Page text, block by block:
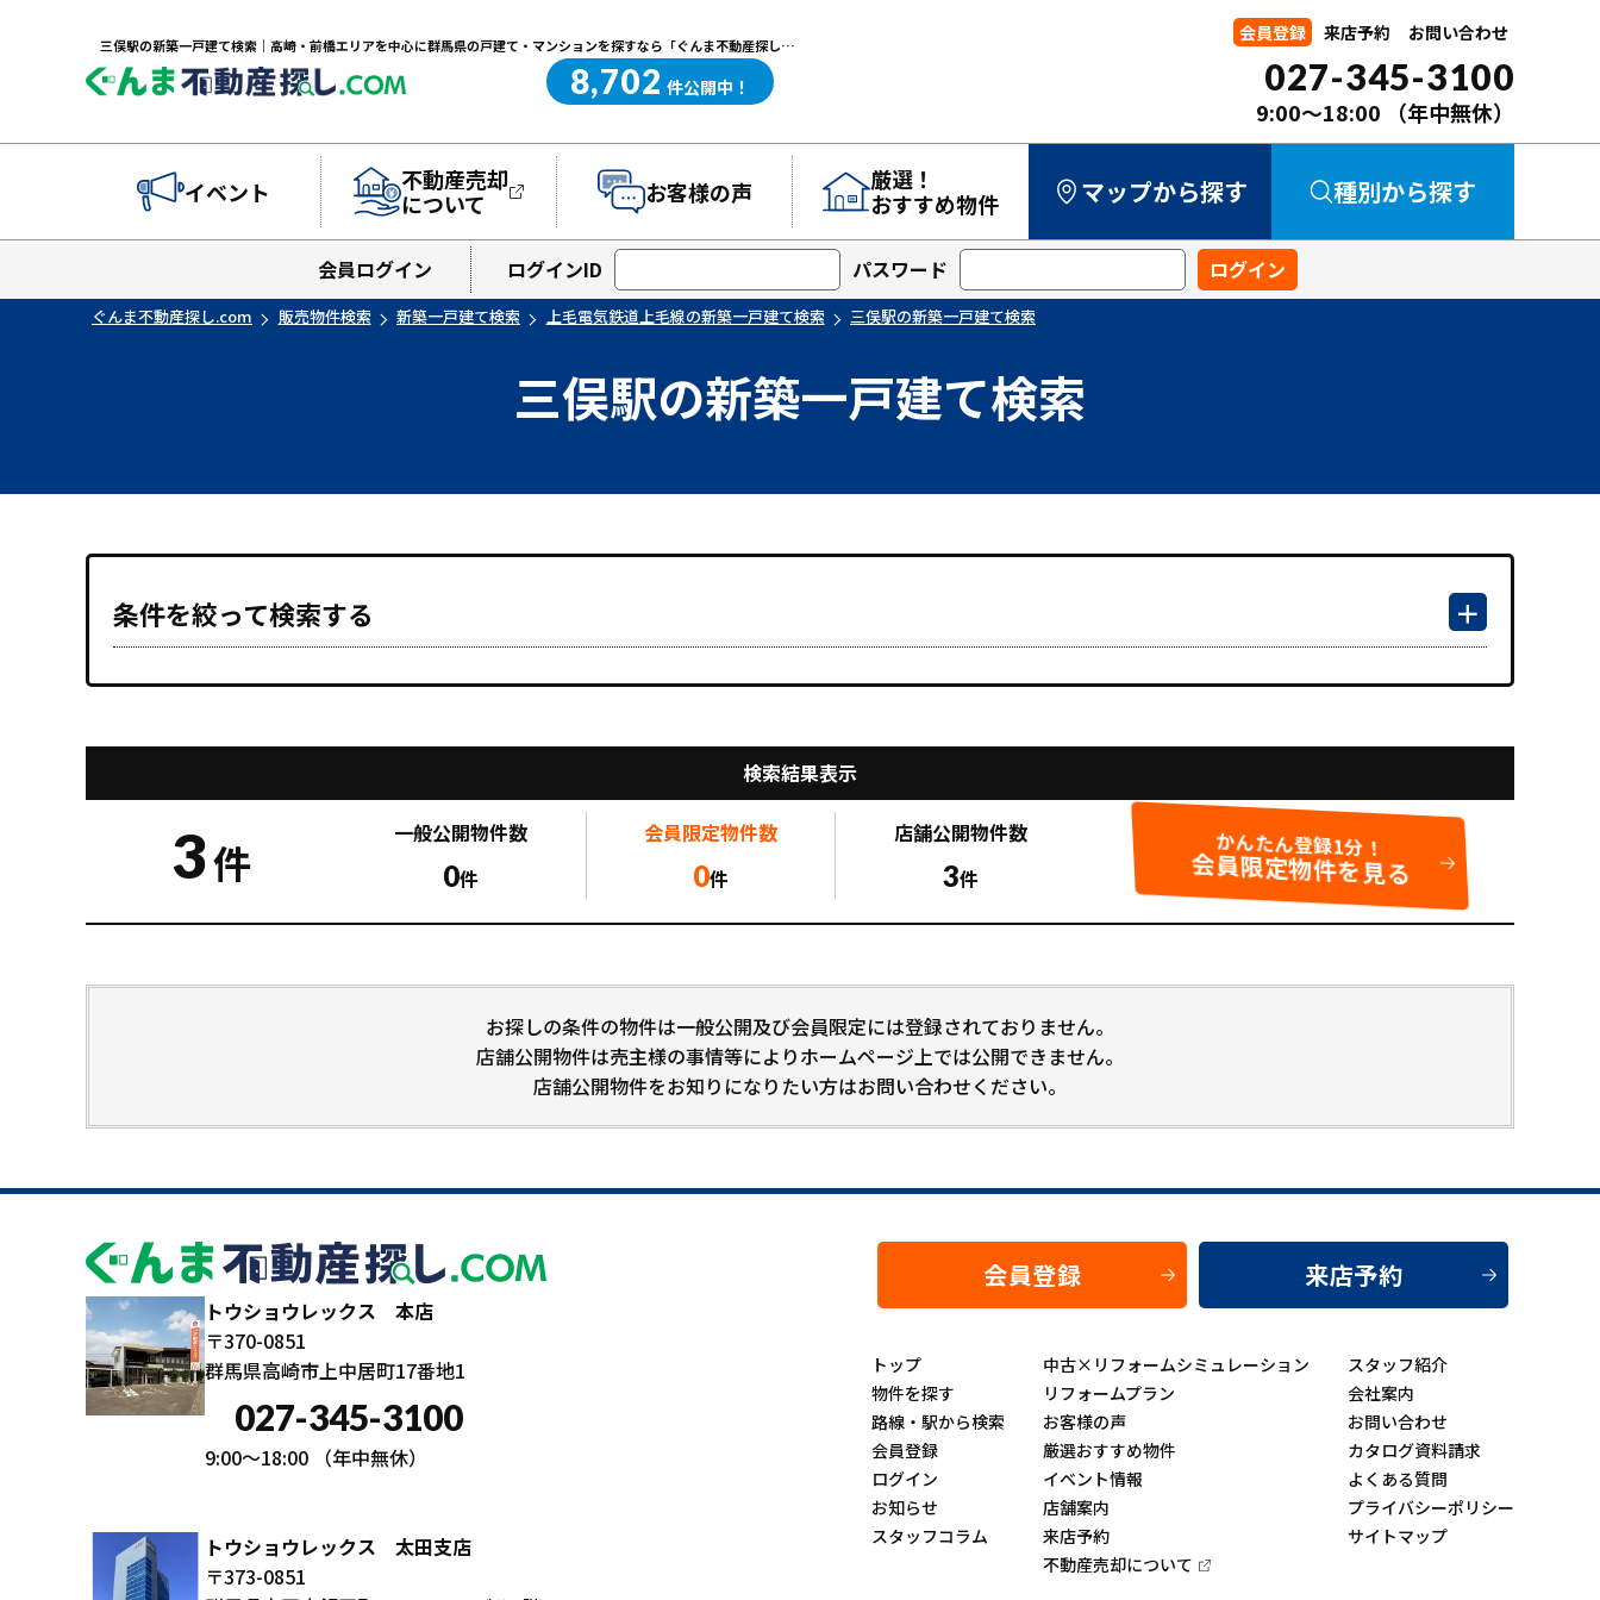
三俣駅の新築一戸建て検索｜高崎・前橋エリアを中心に群馬県の戸建て・マンションを探すなら「ぐんま不動産探し.com」
ぐんま不動産探し.com
8,702 件公開中！
会員登録 来店予約 お問い合わせ
027-345-3100
9:00～18:00 （年中無休）
イベント
不動産売却
について
お客様の声
厳選！
おすすめ物件
マップから探す 種別から探す
中古一戸建て
新築一戸建て
中古マンション
土地
事業用
会員ログイン ログインID パスワード
ぐんま不動産探し.com 販売物件検索 新築一戸建て検索 上毛電気鉄道上毛線の新築一戸建て検索 三俣駅の新築一戸建て検索
三俣駅の新築一戸建て検索
条件を絞って検索する
検索結果表示
3件
一般公開物件数
0件
会員限定物件数
0件
店舗公開物件数
3件
かんたん登録1分！
会員限定物件を見る
お探しの条件の物件は一般公開及び会員限定には登録されておりません。
店舗公開物件は売主様の事情等によりホームページ上では公開できません。
店舗公開物件をお知りになりたい方はお問い合わせください。
トウショウレックス 本店
〒370-0851
群馬県高崎市上中居町17番地1
027-345-3100
9:00～18:00 （年中無休）
トウショウレックス 太田支店
〒373-0851
会員登録 来店予約
トップ
物件を探す
路線・駅から検索
会員登録
ログイン
お知らせ
スタッフコラム
中古×リフォームシミュレーション
リフォームプラン
お客様の声
厳選おすすめ物件
イベント情報
店舗案内
来店予約
不動産売却について
スタッフ紹介
会社案内
お問い合わせ
カタログ資料請求
よくある質問
プライバシーポリシー
サイトマップ